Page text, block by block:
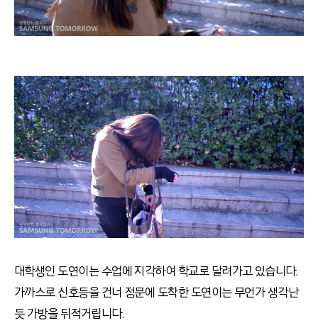
대학생인 도연이는 수업에 지각하여 학교로 달려가고 있습니다.
가까스로 신호등을 건너 정문에 도착한 도연이는 무언가 생각난
듯 가방을 뒤적거립니다.